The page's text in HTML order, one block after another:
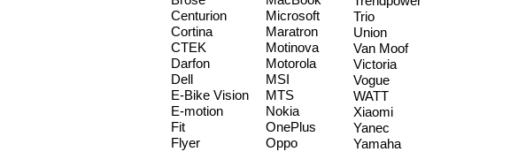
Centurion
Cortina
CTEK
Darfon
Dell
E-Bike Vision
E-motion
Fit
Flyer
Microsoft
Maratron
Motinova
Motorola
MSI
MTS
Nokia
OnePlus
Oppo
Trio
Union
Van Moof
Victoria
Vogue
WATT
Xiaomi
Yanec
Yamaha